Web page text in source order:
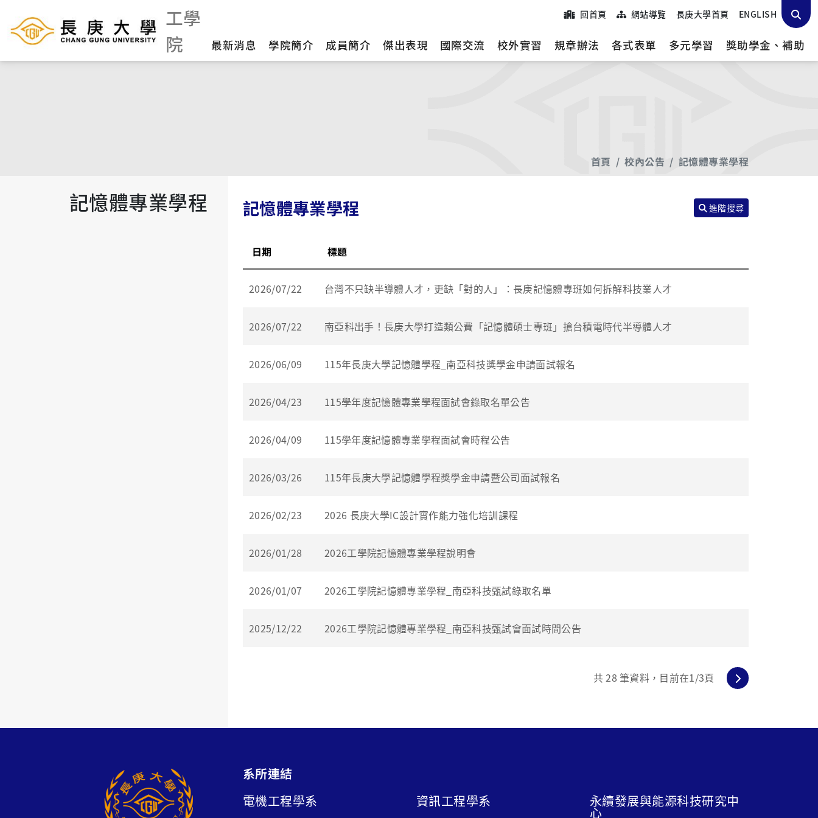
工學
院
回首頁 網站導覽 長庚大學首頁 ENGLISH
最新消息 學院簡介 成員簡介 傑出表現 國際交流 校外實習 規章辦法 各式表單 多元學習 獎助學金、補助
首頁 校內公告 記憶體專業學程
記憶體專業學程 記憶體專業學程 進階搜尋
日期 標題
2026/07/22 台灣不只缺半導體人才，更缺「對的人」：長庚記憶體專班如何拆解科技業人才
2026/07/22 南亞科出手！長庚大學打造類公費「記憶體碩士專班」搶台積電時代半導體人才
2026/06/09 115年長庚大學記憶體學程_南亞科技獎學金申請面試報名
2026/04/23 115學年度記憶體專業學程面試會錄取名單公告
2026/04/09 115學年度記憶體專業學程面試會時程公告
2026/03/26 115年長庚大學記憶體學程獎學金申請暨公司面試報名
2026/02/23 2026 長庚大學IC設計實作能力強化培訓課程
2026/01/28 2026工學院記憶體專業學程說明會
2026/01/07 2026工學院記憶體專業學程_南亞科技甄試錄取名單
2025/12/22 2026工學院記憶體專業學程_南亞科技甄試會面試時間公告
共28 筆資料，目前在1/3頁
系所連結
電機工程學系
資訊工程學系
永續發展與能源科技研究中
心